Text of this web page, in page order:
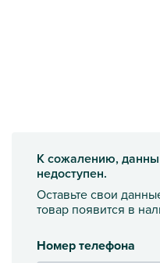
К сожалению,
недоступен.
Оставьте свои
товар появится в
Номер телефона